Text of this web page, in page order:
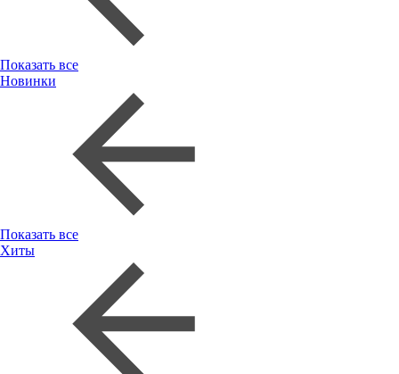
Показать все
Новинки
Показать все
Хиты